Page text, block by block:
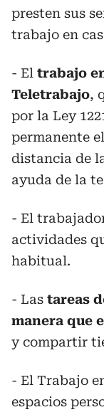
presten sus
trabajo en
- El trabajo
Teletrabajo,
por la Ley
permanente
distancia de
ayuda de la
- El
actividades
habitual.
- Las tareas
manera que
y compartir
- El Trabajo
espacios